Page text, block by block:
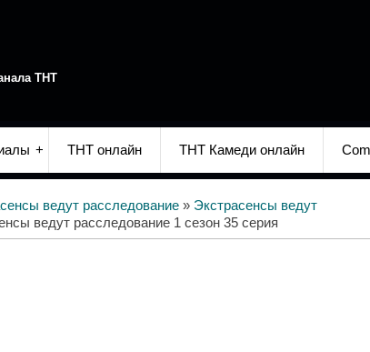
ТНТ
ТНТ онлайн ТНТ Камеди онлайн
ведут расследование » Экстрасенсы ведут
ведут расследование 1 сезон 35 серия